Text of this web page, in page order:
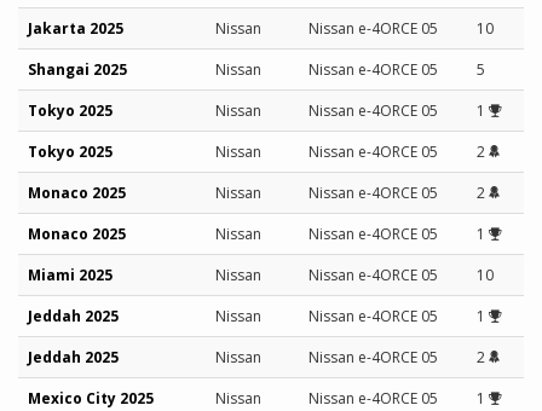
Jakarta 2025
Nissan Nissan e-4ORCE 05
10
Shangai 2025
Nissan Nissan e-4ORCE 05
5
Tokyo 2025
Nissan Nissan e-4ORCE 05
1
Tokyo 2025
Nissan Nissan e-4ORCE 05
2
Monaco 2025
Nissan Nissan e-4ORCE 05
2
Monaco 2025
Nissan Nissan e-4ORCE 05
1
Miami 2025
Nissan Nissan e-4ORCE 05
10
Jeddah 2025
Nissan Nissan e-4ORCE 05
1
Jeddah 2025
Nissan Nissan e-4ORCE 05
2
Mexico City 2025
Nissan Nissan e-4ORCE 05
1